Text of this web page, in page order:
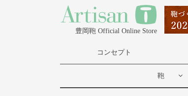
豊岡鞄 Official Online Store
コンセプト
鞄